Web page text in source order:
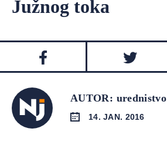
Južnog toka
AUTOR: urednistvo
14. JAN. 2016